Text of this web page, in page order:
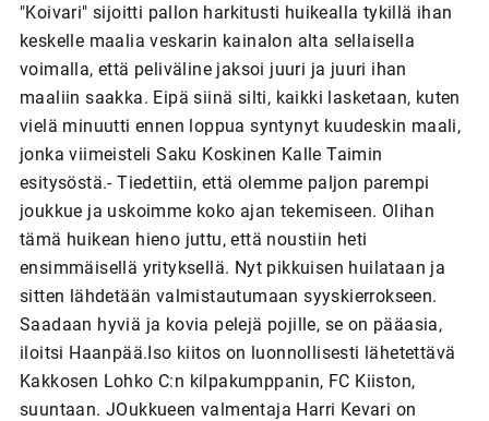
"Koivari" sijoitti pallon harkitusti huikealla tykillä ihan
keskelle maalia veskarin kainalon alta sellaisella
voimalla, että peliväline jaksoi juuri ja juuri ihan
maaliin saakka. Eipä siinä silti, kaikki lasketaan, kuten
vielä minuutti ennen loppua syntynyt kuudeskin maali,
jonka viimeisteli Saku Koskinen Kalle Taimin
esitysöstä.- Tiedettiin, että olemme paljon parempi
joukkue ja uskoimme koko ajan tekemiseen. Olihan
tämä huikean hieno juttu, että noustiin heti
ensimmäisellä yrityksellä. Nyt pikkuisen huilataan ja
sitten lähdetään valmistautumaan syyskierrokseen.
Saadaan hyviä ja kovia pelejä pojille, se on pääasia,
iloitsi Haanpää.Iso kiitos on luonnollisesti lähetettävä
Kakkosen Lohko C:n kilpakumppanin, FC Kiiston,
suuntaan. JOukkueen valmentaja Harri Kevari on